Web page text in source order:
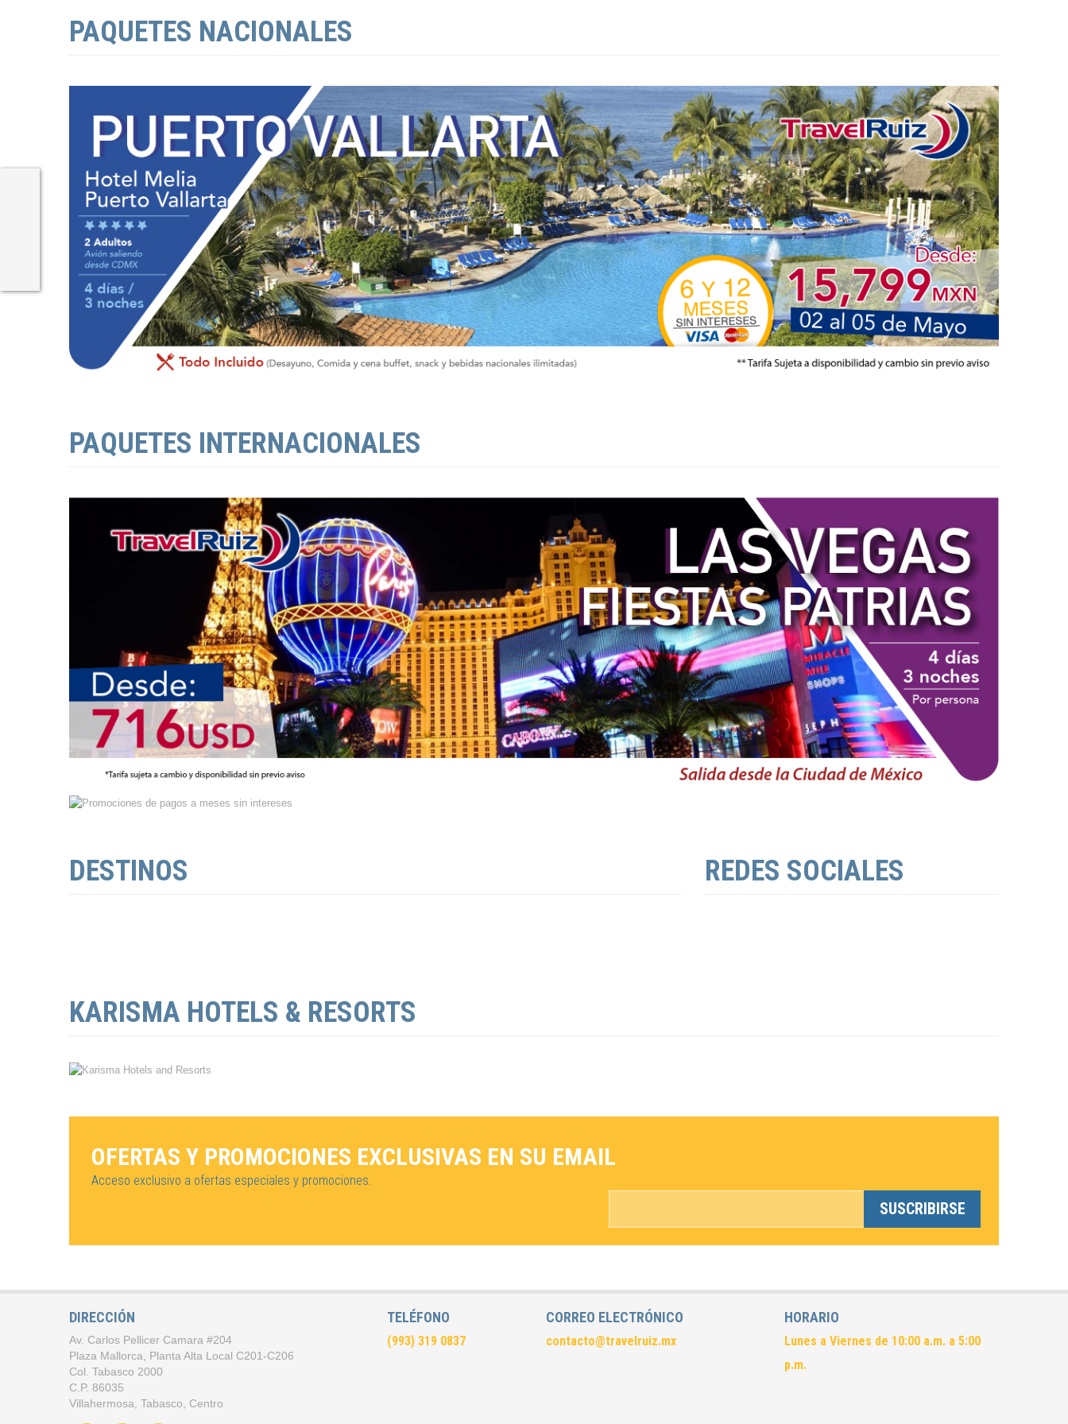
PAQUETES NACIONALES
PAQUETES INTERNACIONALES
DESTINOS REDES SOCIALES
KARISMA HOTELS & RESORTS
OFERTAS Y PROMOCIONES EXCLUSIVAS EN SU EMAIL
Acceso exclusivo a ofertas especiales y promociones.
*Esta no es una dirección de correo electrónico válida.
SUSCRIBIRSE
DIRECCIÓN
Av. Carlos Pellicer Camara #204
Plaza Mallorca, Planta Alta Local C201-C206
Col. Tabasco 2000
C.P. 86035
Villahermosa, Tabasco, Centro
TELÉFONO
(993) 319 0837
CORREO ELECTRÓNICO
contacto@travelruiz.mx
HORARIO
Lunes a Viernes de 10:00 a.m. a 5:00
p.m.